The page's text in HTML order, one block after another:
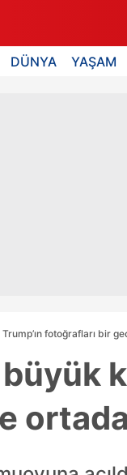
DÜNYA YAŞAM
fotoğrafları bir